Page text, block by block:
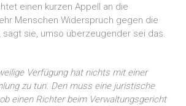
einen kurzen Appell an die
Menschen Widerspruch gegen die
sagt sie, umso überzeugender sei das.
Verfügung hat nichts mit einer
zu tun. Den muss eine juristische
einen Richter beim Verwaltungsgericht